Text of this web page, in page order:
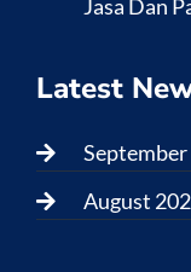
Jasa Dan
Latest
August